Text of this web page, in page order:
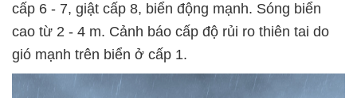
cấp 6 - 7, giật cấp 8, biển động mạnh. Sóng biển
cao từ 2 - 4 m. Cảnh báo cấp độ rủi ro thiên tai do
gió mạnh trên biển ở cấp 1.